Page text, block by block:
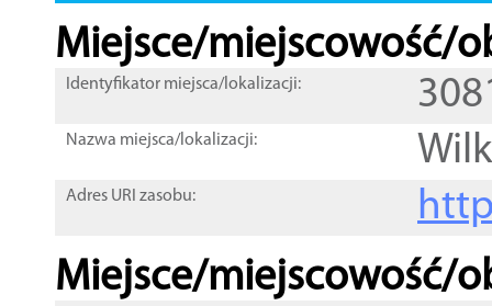
Miejsce/miejscowość/
Identyfikator miejsca/lokalizacji:
Nazwa miejsca/lokalizacji:
Adres URI zasobu:
Miejsce/miejscowość/